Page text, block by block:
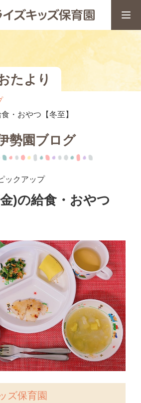
たより
・おやつ【冬至】
勢園ブログ
ックアップ
)の給食・おやつ
ズ保育園